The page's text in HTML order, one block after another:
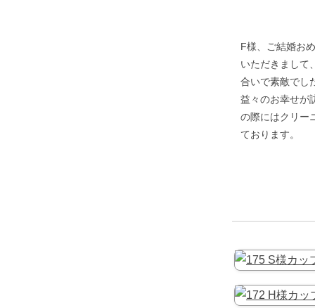
F様、ご結婚お
いただきまして
合いで素敵でし
益々のお幸せが
の際にはクリー
ております。